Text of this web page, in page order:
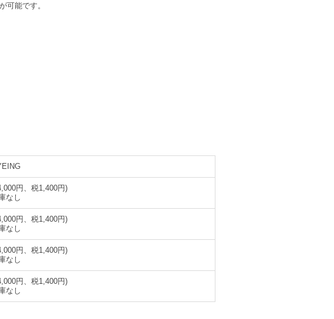
可能です。
円、税1,400円)
なし
円、税1,400円)
なし
円、税1,400円)
なし
円、税1,400円)
なし